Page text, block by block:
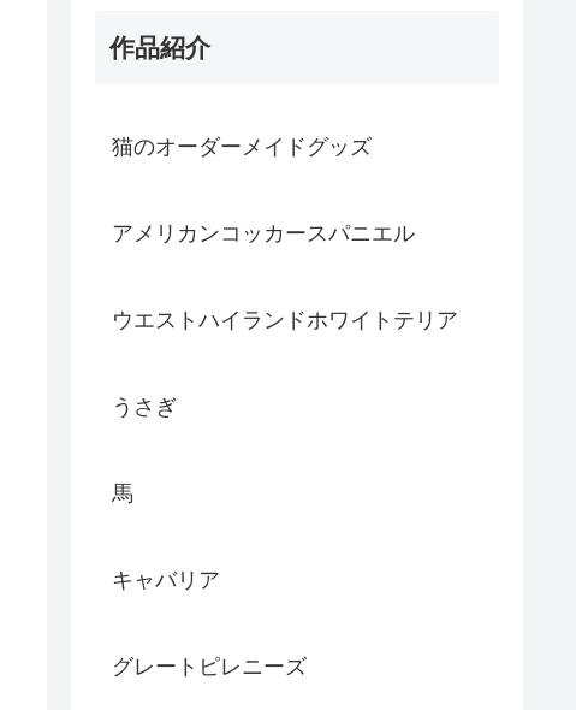
作品紹介
猫のオーダーメイドグッズ
アメリカンコッカースパニエル
ウエストハイランドホワイトテリア
うさぎ
馬
キャバリア
グレートピレニーズ